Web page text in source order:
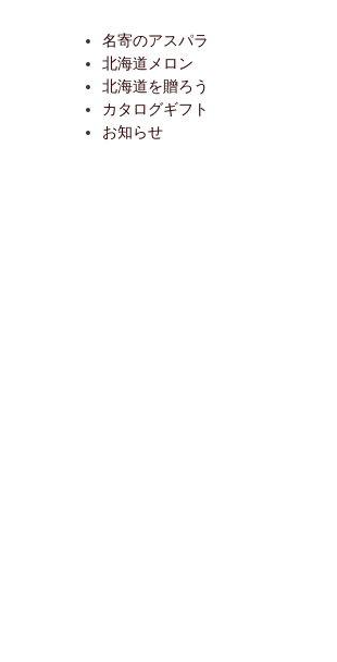
名寄のアスパラ
北海道メロン
北海道を贈ろう
カタログギフト
お知らせ